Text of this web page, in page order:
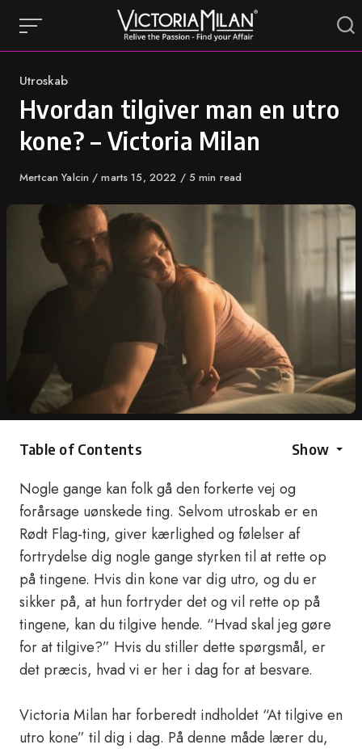
content
Category
Utroskab
Hvordan tilgiver man en utro
kone? – Victoria Milan
Author
Mertcan Yalcin
Published
marts 15, 2022 5 min read
Table of Contents Show
Nogle gange kan folk gå den forkerte vej og
forårsage uønskede ting. Selvom utroskab er en
Rødt Flag-ting, giver kærlighed og følelser af
fortrydelse dig nogle gange styrken til at rette op
på tingene. Hvis din kone var dig utro, og du er
sikker på, at hun fortryder det og vil rette op på
tingene, kan du tilgive hende. “Hvad skal jeg gøre
for at tilgive?” Hvis du stiller dette spørgsmål, er
det præcis, hvad vi er her i dag for at besvare.
Victoria Milan har forberedt indholdet “At tilgive en
utro kone” til dig i dag. På denne måde lærer du,